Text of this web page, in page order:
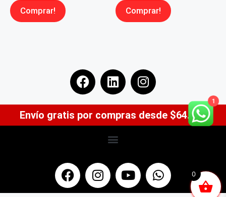
Comprar! Comprar!
Envío gratis por compras desde $64.900
0
1